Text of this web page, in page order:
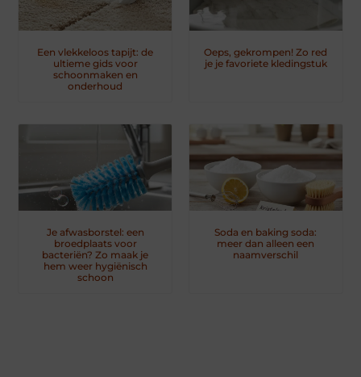
Een vlekkeloos tapijt: de
ultieme gids voor
schoonmaken en
onderhoud
Oeps, gekrompen! Zo red
je je favoriete kledingstuk
Je afwasborstel: een
broedplaats voor
bacteriën? Zo maak je
hem weer hygiënisch
schoon
Soda en baking soda:
meer dan alleen een
naamverschil